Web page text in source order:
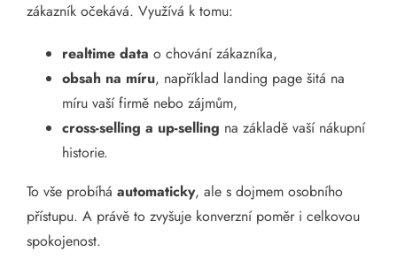
zákazník očekává. Využívá k tomu:
realtime data o chování zákazníka,
obsah na míru, například landing page šitá na
míru vaší firmě nebo zájmům,
cross-selling a up-selling na základě vaší nákupní
historie.
To vše probíhá automaticky, ale s dojmem osobního
přístupu. A právě to zvyšuje konverzní poměr i celkovou
spokojenost.